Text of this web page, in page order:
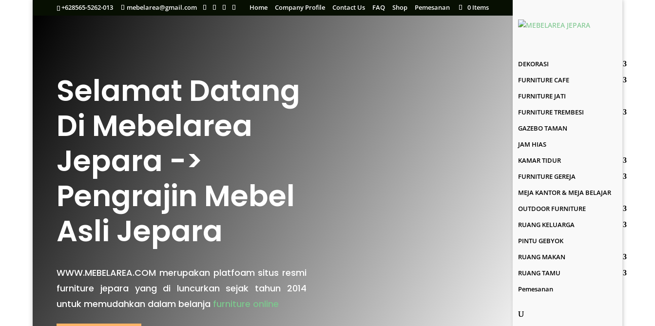
+628565-5262-013 mebelarea@gmail.com Home Company Profile Contact Us FAQ Shop Pemesanan 0 Items
DEKORASI
FURNITURE CAFE
FURNITURE JATI
FURNITURE TREMBESI
GAZEBO TAMAN
JAM HIAS
KAMAR TIDUR
FURNITURE GEREJA
MEJA KANTOR & MEJA BELAJAR
OUTDOOR FURNITURE
RUANG KELUARGA
PINTU GEBYOK
RUANG MAKAN
RUANG TAMU
Pemesanan
Selamat Datang
Di Mebelarea
Jepara ->
Pengrajin Mebel
Asli Jepara
WWW.MEBELAREA.COM merupakan platfoam situs resmi
furniture jepara yang di luncurkan sejak tahun 2014
untuk memudahkan dalam belanja furniture online